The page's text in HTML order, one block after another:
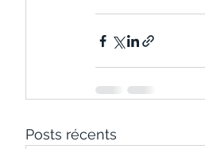
Posts récents